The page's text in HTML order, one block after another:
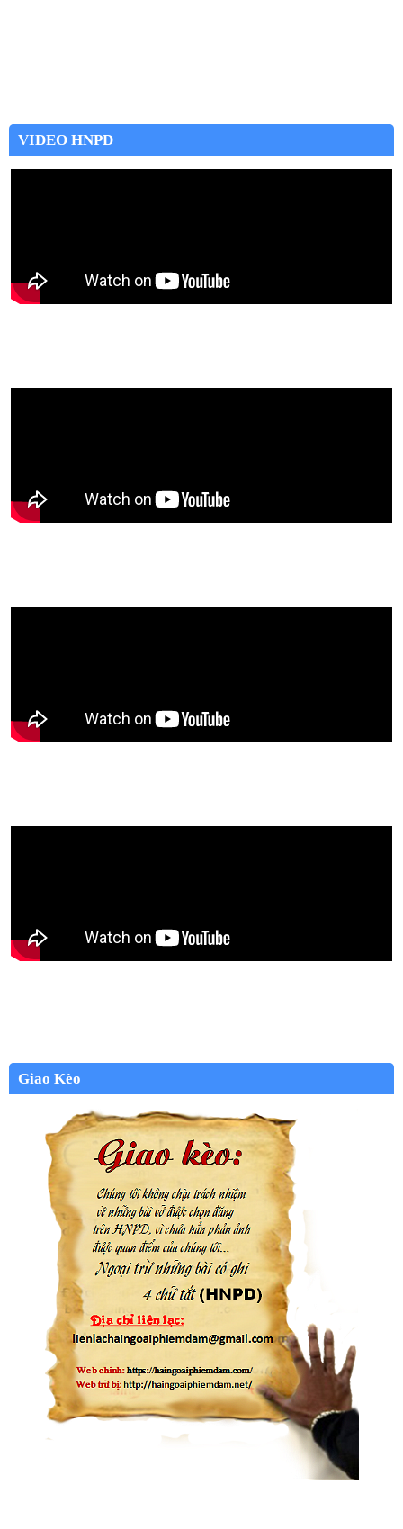
VIDEO HNPD
Giao Kèo